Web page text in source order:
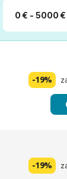
0 € - 5000 €
-19%
-19%